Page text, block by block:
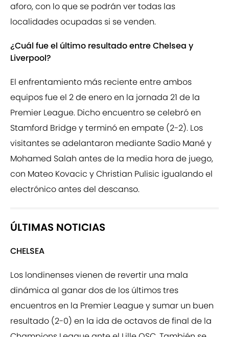
aforo, con lo que se podrán ver todas las
localidades ocupadas si se venden.
¿Cuál fue el último resultado entre Chelsea y
Liverpool?
El enfrentamiento más reciente entre ambos
equipos fue el 2 de enero en la jornada 21 de la
Premier League. Dicho encuentro se celebró en
Stamford Bridge y terminó en empate (2-2). Los
visitantes se adelantaron mediante Sadio Mané y
Mohamed Salah antes de la media hora de juego,
con Mateo Kovacic y Christian Pulisic igualando el
electrónico antes del descanso.
ÚLTIMAS NOTICIAS
CHELSEA
Los londinenses vienen de revertir una mala
dinámica al ganar dos de los últimos tres
encuentros en la Premier League y sumar un buen
resultado (2-0) en la ida de octavos de final de la